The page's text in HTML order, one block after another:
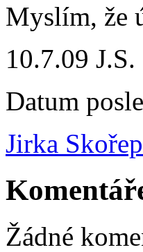
Myslím, že
10.7.09 J.S.
Datum
Jirka
Žádné